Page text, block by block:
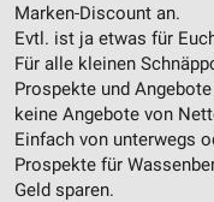
Marken-Discount an.
Evtl. ist ja etwas für
Für alle kleinen
Prospekte und
keine Angebote von
Einfach von unterwegs
Prospekte für
Geld sparen.